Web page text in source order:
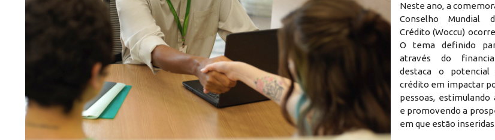
Neste ano, a
Conselho Mundial
Crédito (Woccu)
O tema definido
através do
destaca o potencial
crédito em impactar
pessoas,
e promovendo a
em que estão inseridas.